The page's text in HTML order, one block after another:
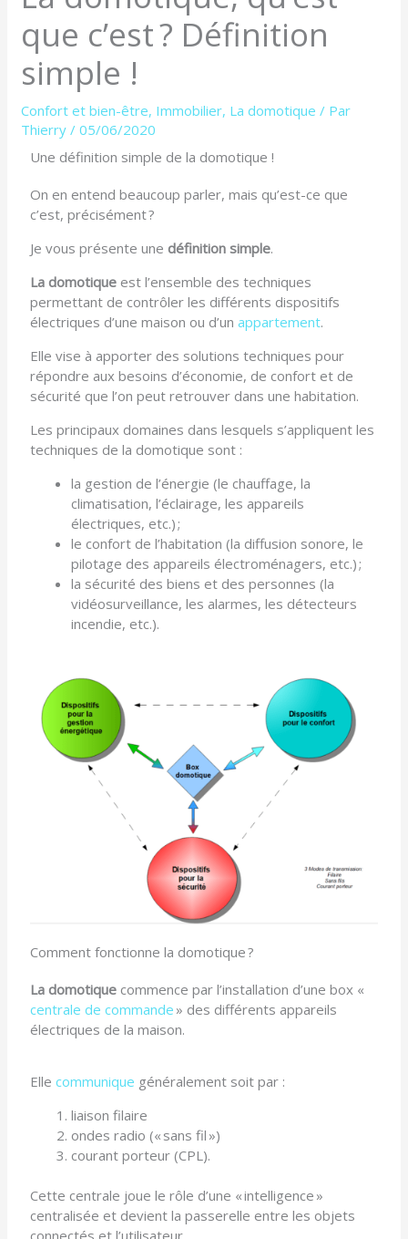
que c’est ? Définition
simple !
Confort et bien-être, Immobilier, La domotique / Par
Thierry/05/06/2020
Une définition simple de la domotique !
On en entend beaucoup parler, mais qu’est-ce que
c’est, précisément ?
Je vous présente unedéfinition simple.
La domotique est l’ensemble des techniques
permettant de contrôler les différents dispositifs
électriques d’une maison ou d’unappartement.
Elle vise à apporter des solutions techniques pour
répondre aux besoins d’économie, de confort et de
sécurité que l’on peut retrouver dans une habitation.
Les principaux domaines dans lesquels s’appliquent les
techniques de la domotique sont :
la gestion de l’énergie (le chauffage, la
climatisation, l’éclairage, les appareils
électriques, etc.) ;
le confort de l’habitation (la diffusion sonore, le
pilotage des appareils électroménagers, etc.) ;
la sécurité des biens et des personnes (la
vidéosurveillance, les alarmes, les détecteurs
incendie, etc.).
Comment fonctionne la domotique ?
La domotique commence par l’installation d’une box «
centrale de commande » des différents appareils
électriques de la maison.
Ellecommunique généralement soit par :
liaison filaire
ondes radio (« sans fil »)
courant porteur (CPL).
Cette centrale joue le rôle d’une « intelligence »
centralisée et devient la passerelle entre les objets